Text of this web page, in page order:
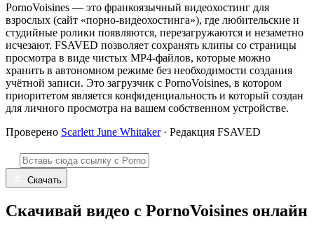
PornoVoisines — это франкоязычный видеохостинг для
взрослых (сайт «порно-видеохостинга»), где любительские и
студийные ролики появляются, перезагружаются и незаметно
исчезают. FSAVED позволяет сохранять клипы со страницы
просмотра в виде чистых MP4-файлов, которые можно
хранить в автономном режиме без необходимости создания
учётной записи. Это загрузчик с PornoVoisines, в котором
приоритетом является конфиденциальность и который создан
для личного просмотра на вашем собственном устройстве.
Проверено Scarlett June Whitaker· Редакция FSAVED
Скачать
Скачивай видео с PornoVoisines онлайн